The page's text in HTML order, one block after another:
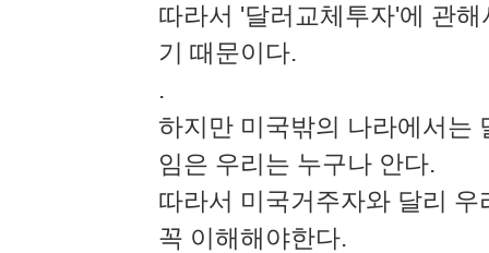
따라서 '달러교체투자'에 관
기 때문이다.
.
하지만 미국밖의 나라에서는
임은 우리는 누구나 안다.
따라서 미국거주자와 달리
꼭 이해해야한다.